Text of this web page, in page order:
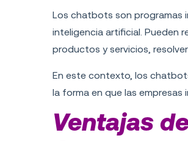
Los chatbots son programas
inteligencia artificial. Pueden
productos y servicios,
En este contexto, los
la forma en que las empresas
Ventajas